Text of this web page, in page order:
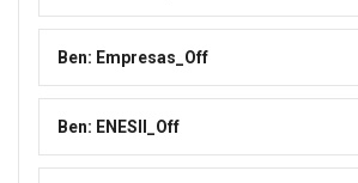
Ben: Empresas_Off
Ben: ENESII_Off